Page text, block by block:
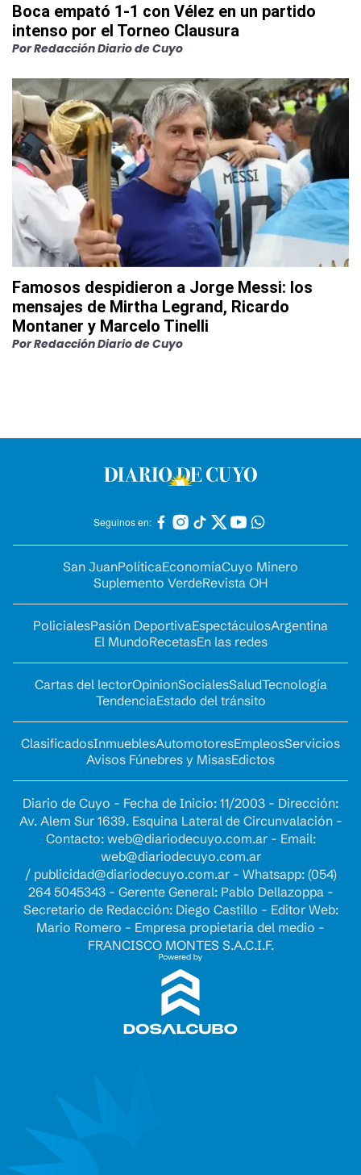
Boca empató 1-1 con Vélez en un partido
intenso por el Torneo Clausura
PorRedacción Diario de Cuyo
Famosos despidieron a Jorge Messi: los
mensajes de Mirtha Legrand, Ricardo
Montaner y Marcelo Tinelli
PorRedacción Diario de Cuyo
Seguinos en:
San JuanPolíticaEconomíaCuyo Minero
Suplemento VerdeRevista OH
PolicialesPasión DeportivaEspectáculosArgentina
El MundoRecetasEn las redes
Cartas del lectorOpinionSocialesSaludTecnología
TendenciaEstado del tránsito
ClasificadosInmueblesAutomotoresEmpleosServicios
Avisos Fúnebres y MisasEdictos
Diario de Cuyo - Fecha de Inicio: 11/2003 - Dirección:
Av. Alem Sur 1639. Esquina Lateral de Circunvalación -
Contacto: web@diariodecuyo.com.ar- Email:
web@diariodecuyo.com.ar
/ publicidad@diariodecuyo.com.ar- Whatsapp: (054)
264 5045343 - Gerente General: Pablo Dellazoppa -
Secretario de Redacción: Diego Castillo - Editor Web:
Mario Romero - Empresa propietaria del medio -
FRANCISCO MONTES S.A.C.I.F.